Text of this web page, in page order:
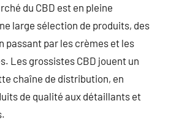
du CBD est en pleine
large sélection de produits, des
passant par les crèmes et les
Les grossistes CBD jouent un
chaîne de distribution, en
de qualité aux détaillants et